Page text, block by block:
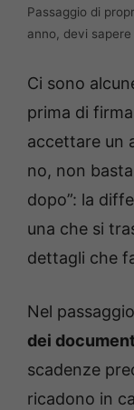
Passaggio di
anno, devi
Ci sono
prima di
accettare un
no, non
dopo”: la
una che si
dettagli che
Nel
dei
scadenze
ricadono in